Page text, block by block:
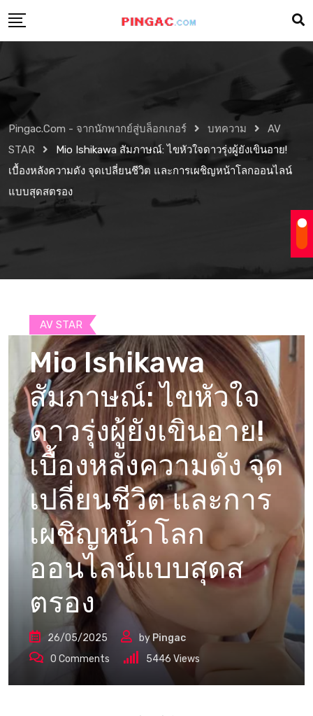
Pingac.com - จากนักพากย์สู่บล็อกเกอร์ บทความ
AV
STAR
Mio Ishikawa สัมภาษณ์: ไขหัวใจดาวรุ่งผู้ยังเขินอาย!
เบื้องหลังความดัง จุดเปลี่ยนชีวิต และการเผชิญหน้าโลกออนไลน์
แบบสุดสตรอง
AV STAR
Mio Ishikawa
สัมภาษณ์: ไขหัวใจ
ดาวรุ่งผู้ยังเขินอาย!
เบื้องหลังความดัง จุด
เปลี่ยนชีวิต และการ
เผชิญหน้าโลก
ออนไลน์แบบสุดส
ตรอง
26/05/2025 by Pingac
0 Comments 5446 Views